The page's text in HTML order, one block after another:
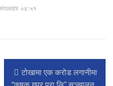
०४:५१
टोखामा एक करोड लगानीमा